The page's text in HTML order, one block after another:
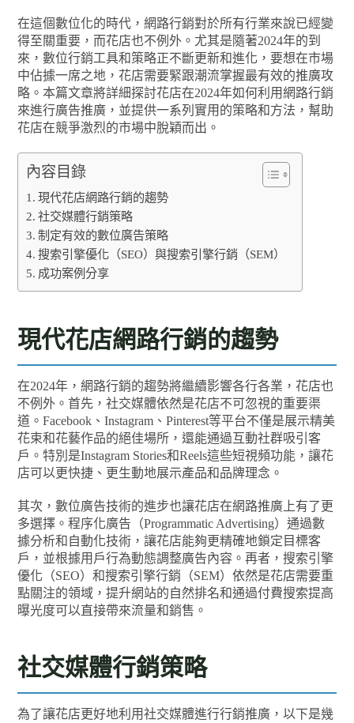
在這個數位化的時代，網路行銷對於所有行業來說已經變
得至關重要，而花店也不例外。尤其是隨著2024年的到
來，數位行銷工具和策略正不斷更新和進化，要想在市場
中佔據一席之地，花店需要緊跟潮流掌握最有效的推廣攻
略。本篇文章將詳細探討花店在2024年如何利用網路行銷
來進行廣告推廣，並提供一系列實用的策略和方法，幫助
花店在競爭激烈的市場中脫穎而出。
內容目錄
現代花店網路行銷的趨勢
社交媒體行銷策略
制定有效的數位廣告策略
搜索引擎優化（SEO）與搜索引擎行銷（SEM）
成功案例分享
現代花店網路行銷的趨勢
在2024年，網路行銷的趨勢將繼續影響各行各業，花店也
不例外。首先，社交媒體依然是花店不可忽視的重要渠
道。Facebook、Instagram、Pinterest等平台不僅是展示精美
花束和花藝作品的絕佳場所，還能通過互動社群吸引客
戶。特別是Instagram Stories和Reels這些短視頻功能，讓花
店可以更快捷、更生動地展示產品和品牌理念。
其次，數位廣告技術的進步也讓花店在網路推廣上有了更
多選擇。程序化廣告（Programmatic Advertising）通過數
據分析和自動化技術，讓花店能夠更精確地鎖定目標客
戶，並根據用戶行為動態調整廣告內容。再者，搜索引擎
優化（SEO）和搜索引擎行銷（SEM）依然是花店需要重
點關注的領域，提升網站的自然排名和通過付費搜索提高
曝光度可以直接帶來流量和銷售。
社交媒體行銷策略
為了讓花店更好地利用社交媒體進行行銷推廣，以下是幾